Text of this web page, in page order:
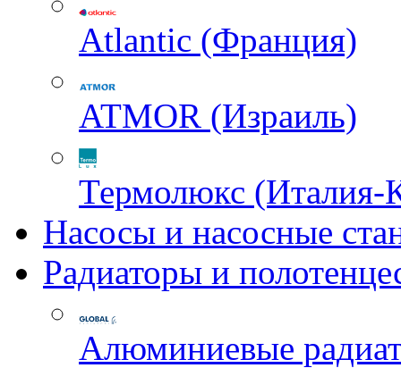
Atlantic (Франция)
ATMOR (Израиль)
Термолюкс (Италия-
Насосы и насосные
Радиаторы и
Алюминиевые